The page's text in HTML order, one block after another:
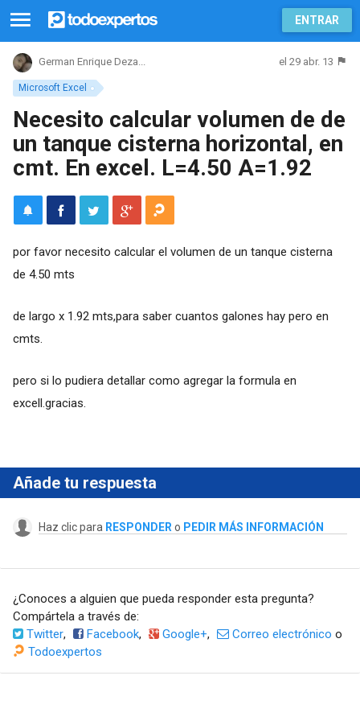
ENTRAR
Microsoft Excel
German Enrique Deza... el 29 abr. 13
Necesito calcular volumen de de
un tanque cisterna horizontal, en
cmt. En excel. L=4.50 A=1.92
por favor necesito calcular el volumen de un tanque cisterna
de 4.50 mts
de largo x 1.92 mts,para saber cuantos galones hay pero en
cmts.
pero si lo pudiera detallar como agregar la formula en
excell.gracias.
Añade tu respuesta
Haz clic para RESPONDER o PEDIR MÁS INFORMACIÓN
¿Conoces a alguien que pueda responder esta pregunta?
Compártela a través de:
Twitter, Facebook, Google+, Correo electrónico o
Todoexpertos